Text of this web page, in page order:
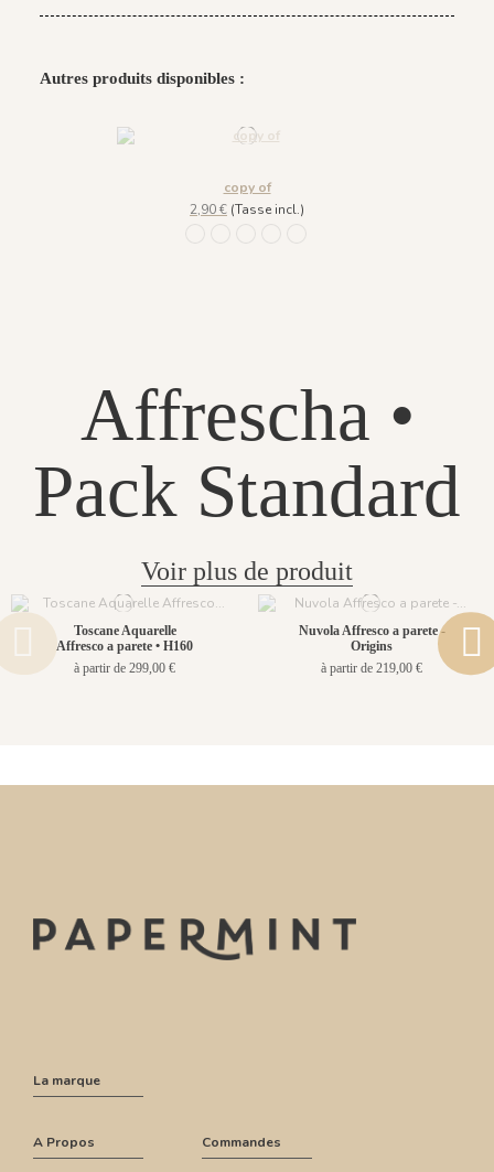
Autres produits disponibles :
copy of
2,90 € (Tasse incl.)
Affrescha •
Pack Standard
Voir plus de produit
Toscane Aquarelle
Affresco a parete • H160
à partir de 299,00 €
Nuvola Affresco a parete -
Origins
à partir de 219,00 €
La marque
A Propos Commandes